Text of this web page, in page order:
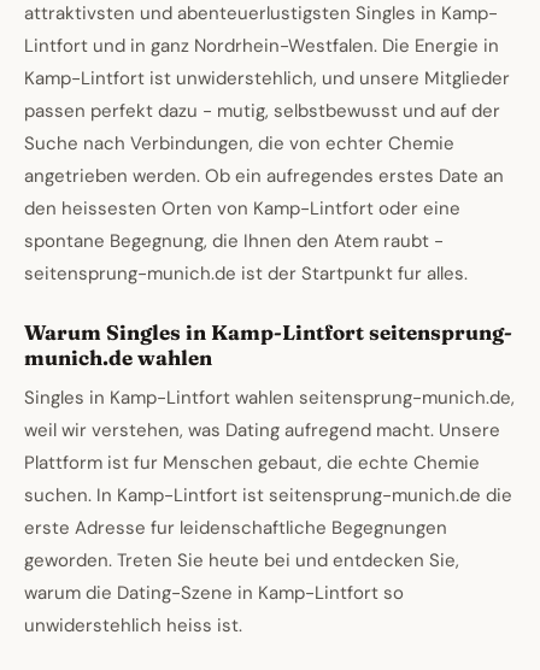
attraktivsten und abenteuerlustigsten Singles in Kamp-
Lintfort und in ganz Nordrhein-Westfalen. Die Energie in
Kamp-Lintfort ist unwiderstehlich, und unsere Mitglieder
passen perfekt dazu - mutig, selbstbewusst und auf der
Suche nach Verbindungen, die von echter Chemie
angetrieben werden. Ob ein aufregendes erstes Date an
den heissesten Orten von Kamp-Lintfort oder eine
spontane Begegnung, die Ihnen den Atem raubt -
seitensprung-munich.de ist der Startpunkt fur alles.
Warum Singles in Kamp-Lintfort seitensprung-
munich.de wahlen
Singles in Kamp-Lintfort wahlen seitensprung-munich.de,
weil wir verstehen, was Dating aufregend macht. Unsere
Plattform ist fur Menschen gebaut, die echte Chemie
suchen. In Kamp-Lintfort ist seitensprung-munich.de die
erste Adresse fur leidenschaftliche Begegnungen
geworden. Treten Sie heute bei und entdecken Sie,
warum die Dating-Szene in Kamp-Lintfort so
unwiderstehlich heiss ist.